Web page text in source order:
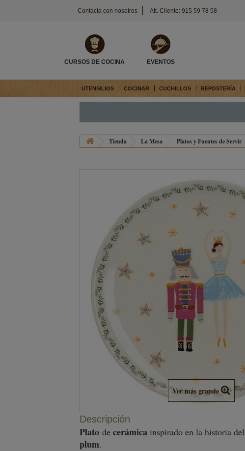
Contacta con nosotros Att. Cliente: 915 59 78 58
CURSOS DE COCINA EVENTOS
UTENSILIOS COCINAR CUCHILLOS REPOSTERÍA
Tienda La Mesa Platos y Fuentes de Servir
Ver más grande
Descripción
Plato de cerámica inspirado en la historia del
plum.